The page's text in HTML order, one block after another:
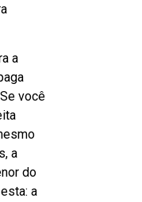
a
você
a
do
a